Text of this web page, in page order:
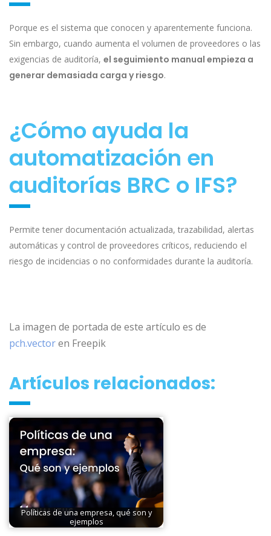
Porque es el sistema que conocen y aparentemente funciona.
Sin embargo, cuando aumenta el volumen de proveedores o las
exigencias de auditoría, el seguimiento manual empieza a
generar demasiada carga y riesgo.
¿Cómo ayuda la
automatización en
auditorías BRC o IFS?
Permite tener documentación actualizada, trazabilidad, alertas
automáticas y control de proveedores críticos, reduciendo el
riesgo de incidencias o no conformidades durante la auditoría.
La imagen de portada de este artículo es de
pch.vectoren Freepik
Artículos relacionados:
Políticas de una empresa, qué son y
ejemplos